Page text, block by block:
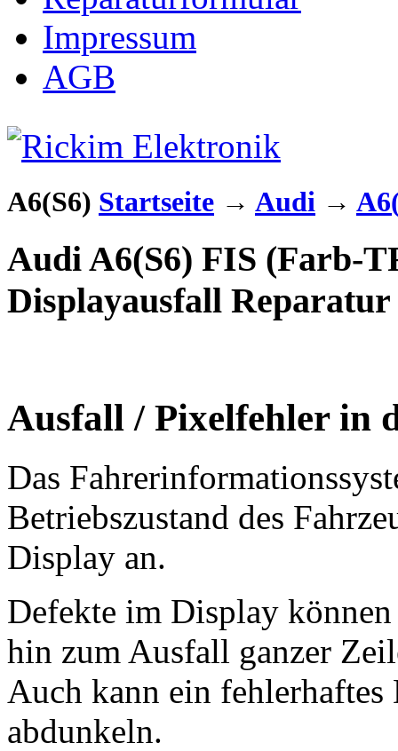
Impressum
AGB
A6(S6) Startseite → Audi →
Audi A6(S6) FIS (Farb-
Displayausfall Reparatur
Ausfall / Pixelfehler in
Das
Betriebszustand des
Display an.
Defekte im Display
hin zum Ausfall ganzer
Auch kann ein fehlerhaftes
abdunkeln.